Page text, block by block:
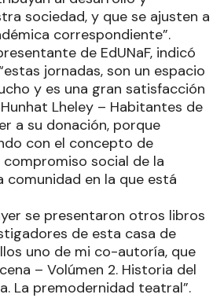
sociedad, y que se ajusten a
correspondiente”.
de EdUNaF, indicó
jornadas, son un espacio
y es una gran satisfacción
Lheley – Habitantes de
a su donación, porque
con el concepto de
social de la
comunidad en la que está
se presentaron otros libros
de esta casa de
uno de mi co-autoría, que
– Volúmen 2. Historia del
La premodernidad teatral”.